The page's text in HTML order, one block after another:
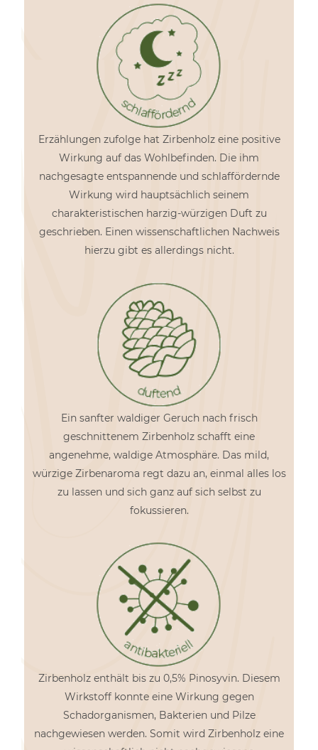
Erzählungen zufolge hat Zirbenholz eine positive
Wirkung auf das Wohlbefinden. Die ihm
nachgesagte entspannende und schlaffördernde
Wirkung wird hauptsächlich seinem
charakteristischen harzig-würzigen Duft zu
geschrieben. Einen wissenschaftlichen Nachweis
hierzu gibt es allerdings nicht.
Ein sanfter waldiger Geruch nach frisch
geschnittenem Zirbenholz schafft eine
angenehme, waldige Atmosphäre. Das mild,
würzige Zirbenaroma regt dazu an, einmal alles los
zu lassen und sich ganz auf sich selbst zu
fokussieren.
Zirbenholz enthält bis zu 0,5% Pinosyvin. Diesem
Wirkstoff konnte eine Wirkung gegen
Schadorganismen, Bakterien und Pilze
nachgewiesen werden. Somit wird Zirbenholz eine